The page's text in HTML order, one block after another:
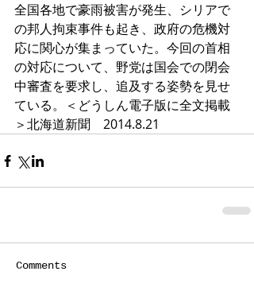
全国各地で豪雨被害が発生、シリアで
の邦人拘束事件も起き、政府の危機対
応に関心が集まっていた。今回の首相
の対応について、野党は国会での閉会
中審査を要求し、追及する姿勢を見せ
ている。＜どうしん電子版に全文掲載
＞北海道新聞　2014.8.21
Comments